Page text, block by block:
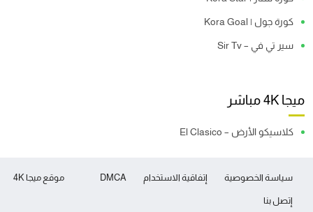
كورة جول | Kora Goal
سير تي في – Sir Tv
ميجا 4K مباشر
كلاسيكو الأرض – El Clasico
موقع ميجا 4K سياسة الخصوصية إتفاقية الاستخدام DMCA
إتصل بنا